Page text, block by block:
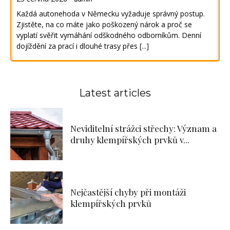
Každá autonehoda v Německu vyžaduje správný postup.
Zjistěte, na co máte jako poškozený nárok a proč se
vyplatí svěřit vymáhání odškodného odborníkům. Denní
dojíždění za prací i dlouhé trasy přes [...]
Latest articles
Neviditelní strážci střechy: Význam a
druhy klempířských prvků v...
Nejčastější chyby při montáži
klempířských prvků